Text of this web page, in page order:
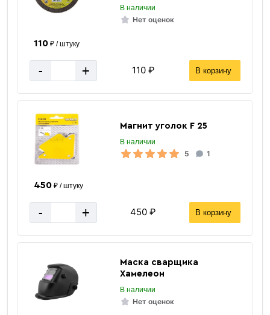
В наличии
Нет оценок
110₽ / штуку
- + 110 ₽ В корзину
Магнит уголок F 25
В наличии
5 1
450₽ / штуку
- + 450 ₽ В корзину
Маска сварщика
Хамелеон
В наличии
Нет оценок